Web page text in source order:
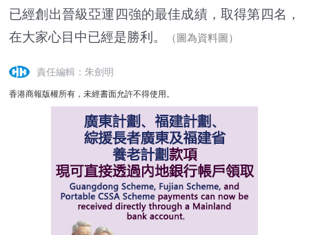
已經創出晉級亞運四強的最佳成績，取得第四名，
在大家心目中已經是勝利。
（圖為資料圖）
責任編輯：朱劍明
香港商報版權所有，未經書面允許不得使用。